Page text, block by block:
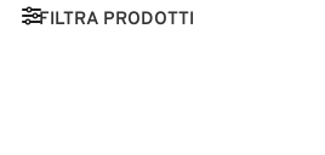
Toggle navigation
FILTRA PRODOTTI